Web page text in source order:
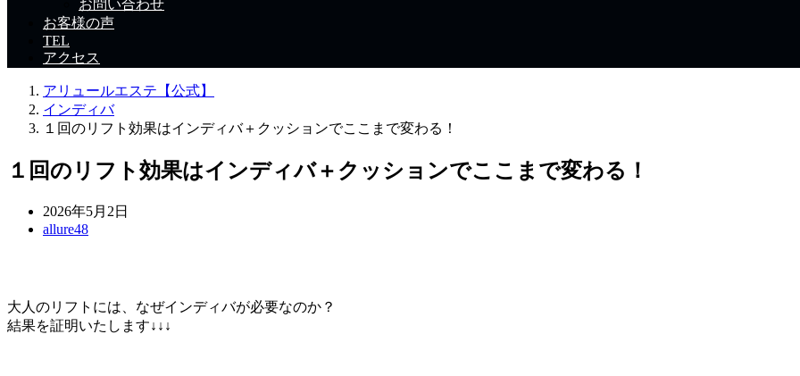
お問い合わせ
お客様の声
TEL
アクセス
アリュールエステ【公式】
インディバ
１回のリフト効果はインディバ＋クッションでここまで変わる！
１回のリフト効果はインディバ＋クッションでここまで変わる！
2026年5月2日
allure48
大人のリフトには、なぜインディバが必要なのか？
結果を証明いたします↓↓↓